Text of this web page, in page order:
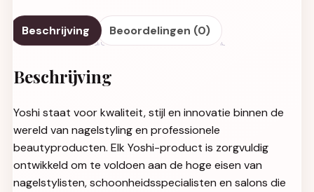
Beschrijving Beoordelingen (0)
Beschrijving
Yoshi staat voor kwaliteit, stijl en innovatie binnen de
wereld van nagelstyling en professionele
beautyproducten. Elk Yoshi-product is zorgvuldig
ontwikkeld om te voldoen aan de hoge eisen van
nagelstylisten, schoonheidsspecialisten en salons die